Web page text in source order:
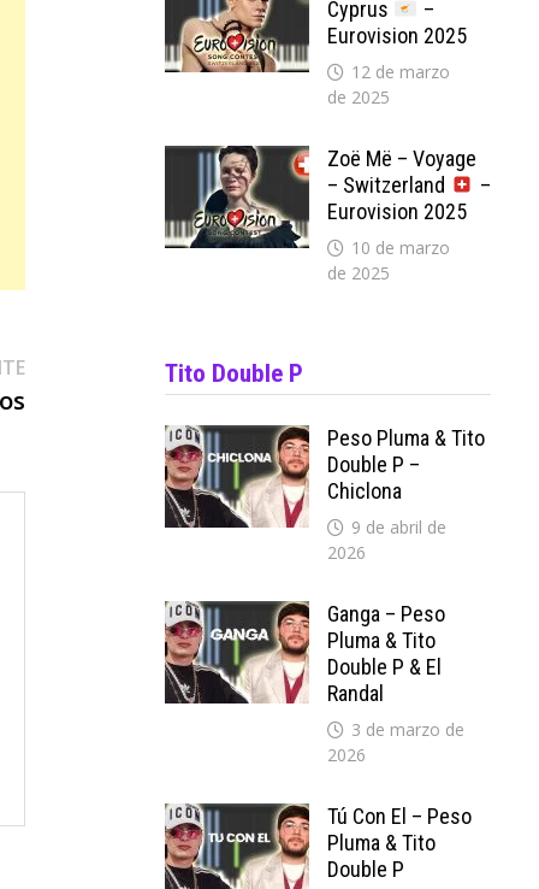
Entrada
Cyprus
–
Eurovision 2025
12 de marzo
de 2025
Zoë Më – Voyage
– Switzerland
–
Eurovision 2025
10 de marzo
de 2025
Tito Double P
Peso Pluma & Tito
Double P –
Chiclona
9 de abril de
2026
Ganga – Peso
Pluma & Tito
Double P & El
Randal
3 de marzo de
2026
Tú Con El – Peso
Pluma & Tito
Double P